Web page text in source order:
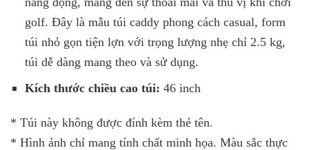
golf. Đây là mẫu túi caddy phong cách casual, form
túi nhỏ gọn tiện lợn với trọng lượng nhẹ chỉ 2.5 kg,
túi dễ dàng mang theo và sử dụng.
Kích thước chiều cao túi: 46 inch
* Túi này không được đính kèm thẻ tên.
* Hình ảnh chỉ mang tính chất minh họa. Màu sắc thực